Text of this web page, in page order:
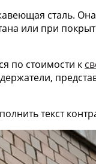
сталь.
или при
по стоимости к
текст